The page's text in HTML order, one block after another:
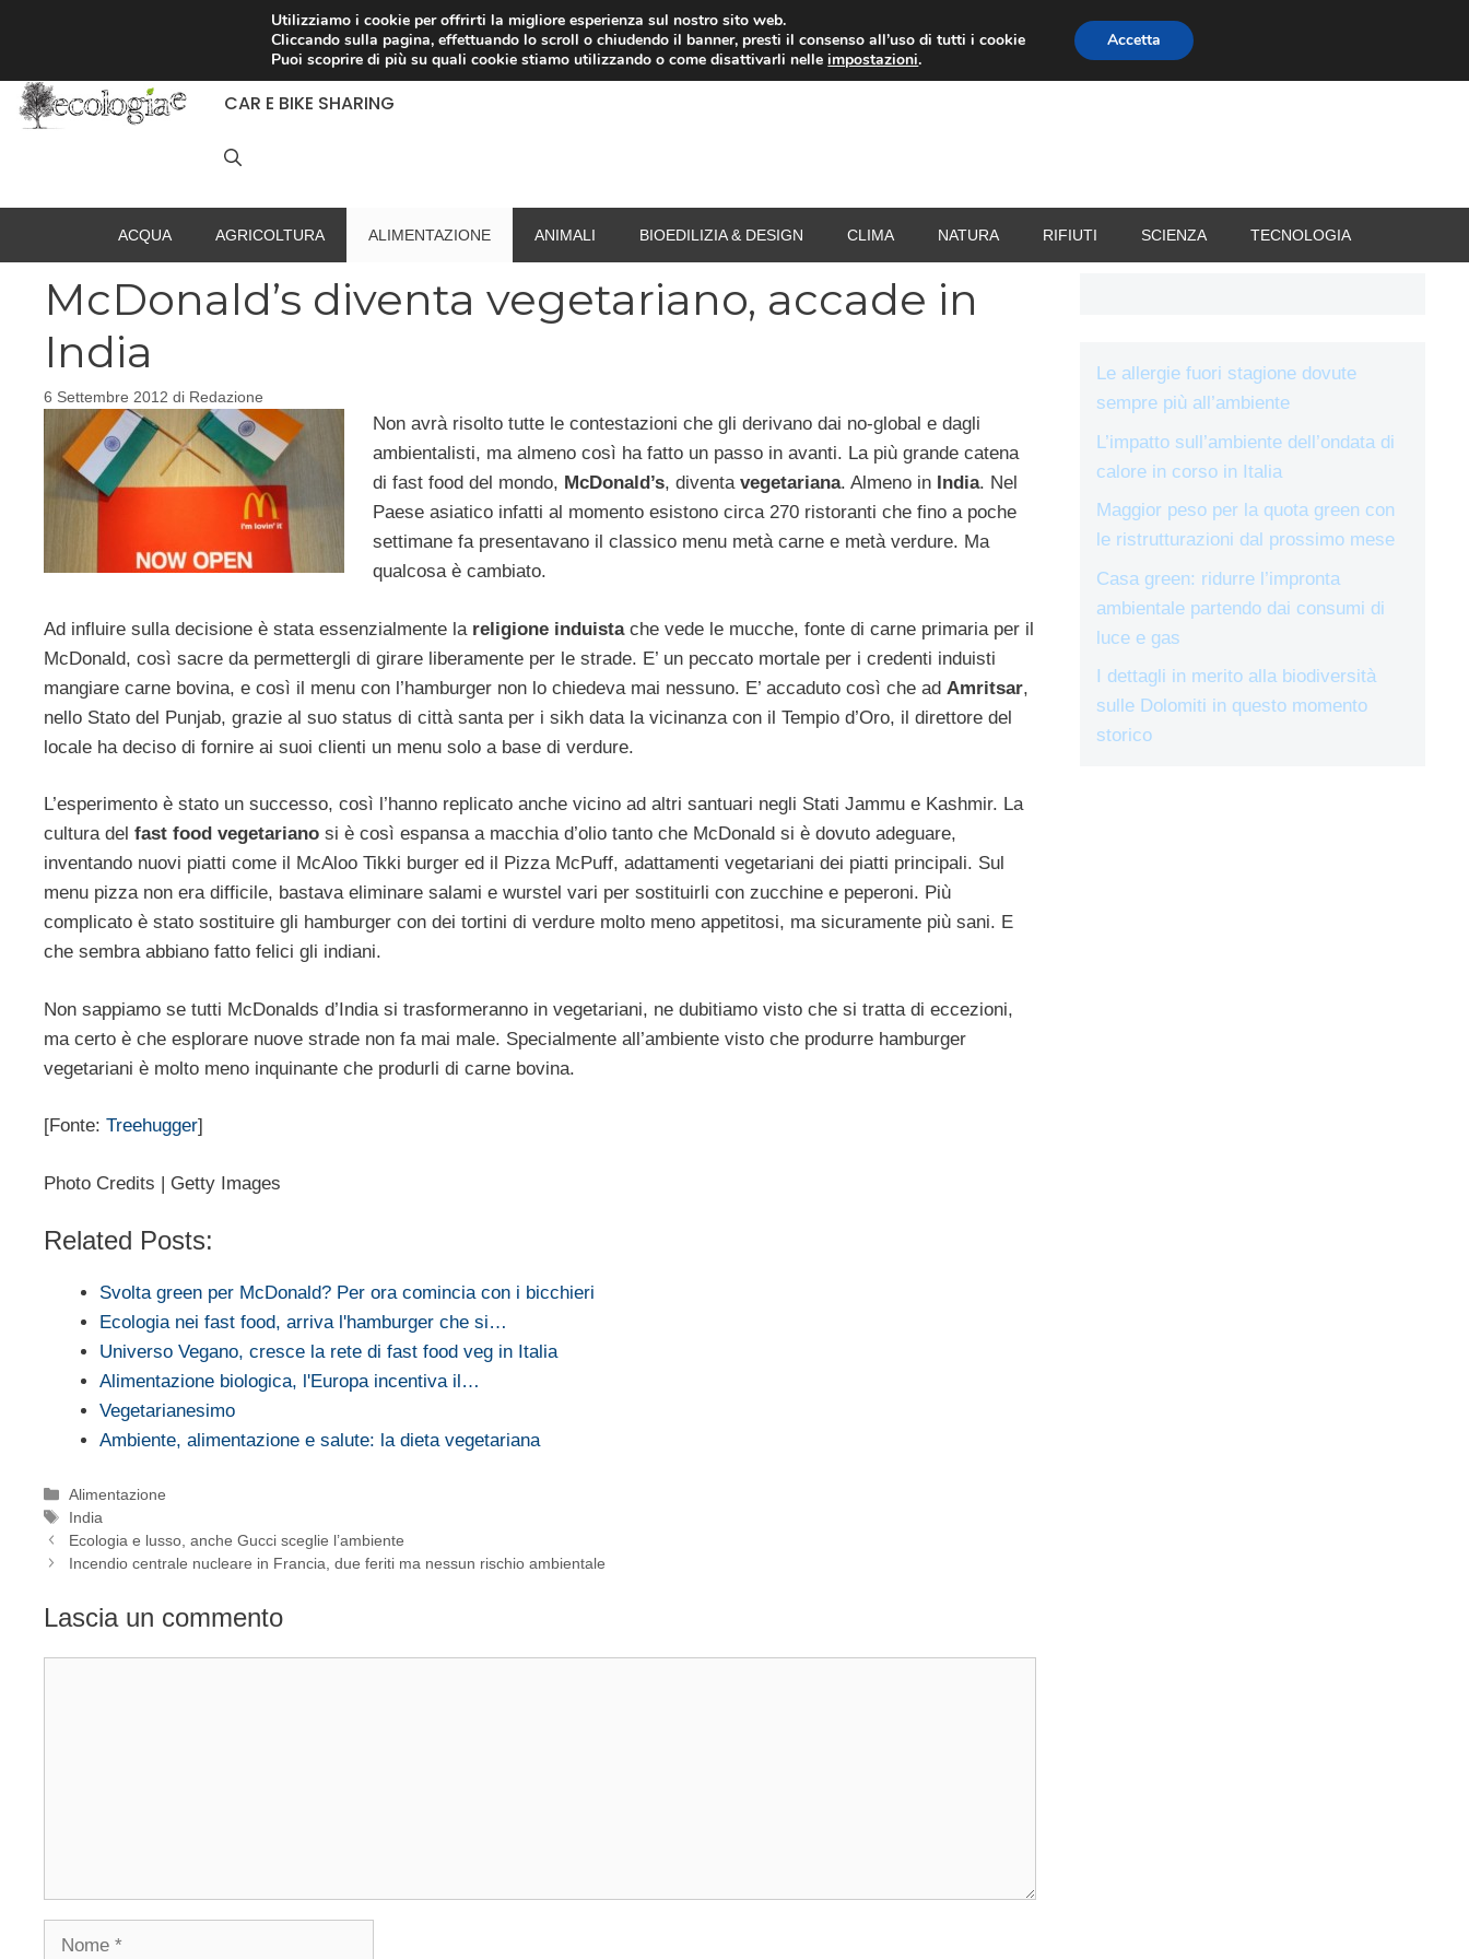
RACCOLTA DIFFERENZIATA RISPARMIO ENERGETICO SPESA TERMOVALORIZZATORI VACANZE
CAR E BIKE SHARING
ACQUA AGRICOLTURA ALIMENTAZIONE ANIMALI BIOEDILIZIA & DESIGN CLIMA NATURA RIFIUTI SCIENZA TECNOLOGIA
McDonald’s diventa vegetariano, accade in
India
6 Settembre 2012 di Redazione
Non avrà risolto tutte le contestazioni che gli derivano dai no-global e dagli
ambientalisti, ma almeno così ha fatto un passo in avanti. La più grande catena
di fast food del mondo, McDonald’s, diventa vegetariana. Almeno in India. Nel
Paese asiatico infatti al momento esistono circa 270 ristoranti che fino a poche
settimane fa presentavano il classico menu metà carne e metà verdure. Ma
qualcosa è cambiato.
Ad influire sulla decisione è stata essenzialmente la religione induistache vede le mucche, fonte di carne primaria per il
McDonald, così sacre da permettergli di girare liberamente per le strade. E’ un peccato mortale per i credenti induisti
mangiare carne bovina, e così il menu con l’hamburger non lo chiedeva mai nessuno. E’ accaduto così che ad Amritsar,
nello Stato del Punjab, grazie al suo status di città santa per i sikh data la vicinanza con il Tempio d’Oro, il direttore del
locale ha deciso di fornire ai suoi clienti un menu solo a base di verdure.
L’esperimento è stato un successo, così l’hanno replicato anche vicino ad altri santuari negli Stati Jammu e Kashmir. La
cultura del fast food vegetariano si è così espansa a macchia d’olio tanto che McDonald si è dovuto adeguare,
inventando nuovi piatti come il McAloo Tikki burger ed il Pizza McPuff, adattamenti vegetariani dei piatti principali. Sul
menu pizza non era difficile, bastava eliminare salami e wurstel vari per sostituirli con zucchine e peperoni. Più
complicato è stato sostituire gli hamburger con dei tortini di verdure molto meno appetitosi, ma sicuramente più sani. E
che sembra abbiano fatto felici gli indiani.
Non sappiamo se tutti McDonalds d’India si trasformeranno in vegetariani, ne dubitiamo visto che si tratta di eccezioni,
ma certo è che esplorare nuove strade non fa mai male. Specialmente all’ambiente visto che produrre hamburger
vegetariani è molto meno inquinante che produrli di carne bovina.
[Fonte: Treehugger]
Photo Credits | Getty Images
Related Posts:
Svolta green per McDonald? Per ora comincia con i bicchieri
Ecologia nei fast food, arriva l'hamburger che si…
Universo Vegano, cresce la rete di fast food veg in Italia
Alimentazione biologica, l'Europa incentiva il…
Vegetarianesimo
Ambiente, alimentazione e salute: la dieta vegetariana
Categorie
Alimentazione
Tag
India
Ecologia e lusso, anche Gucci sceglie l’ambiente
Incendio centrale nucleare in Francia, due feriti ma nessun rischio ambientale
Lascia un commento
Nome
Le allergie fuori stagione dovute
sempre più all’ambiente
L’impatto sull’ambiente dell’ondata di
calore in corso in Italia
Maggior peso per la quota green con
le ristrutturazioni dal prossimo mese
Casa green: ridurre l’impronta
ambientale partendo dai consumi di
luce e gas
I dettagli in merito alla biodiversità
sulle Dolomiti in questo momento
storico
Utilizziamo i cookie per offrirti la migliore esperienza sul nostro sito web.
Cliccando sulla pagina, effettuando lo scroll o chiudendo il banner, presti il consenso all’uso di tutti i cookie
Puoi scoprire di più su quali cookie stiamo utilizzando o come disattivarli nelleimpostazioni.
Accetta